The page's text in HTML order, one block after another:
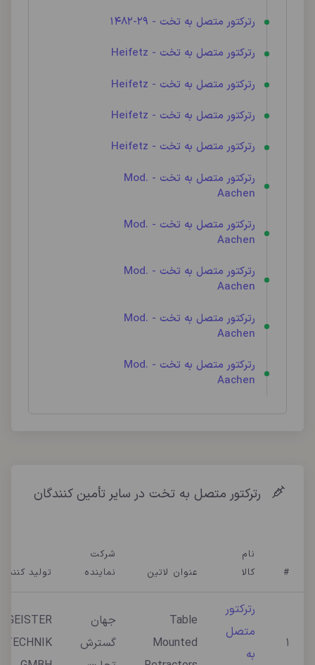
رترکتور متصل به تخت - 29-1482
رترکتور متصل به تخت - Heifetz
رترکتور متصل به تخت - Heifetz
رترکتور متصل به تخت - Heifetz
رترکتور متصل به تخت - Heifetz
رترکتور متصل به تخت - Mod.
Aachen
رترکتور متصل به تخت - Mod.
Aachen
رترکتور متصل به تخت - Mod.
Aachen
رترکتور متصل به تخت - Mod.
Aachen
رترکتور متصل به تخت - Mod.
Aachen
رترکتور متصل به تخت در سایر تأمین کنندگان
#
نام
کالا
عنوان لاتین
شرکت
نماینده
تولید کننده
1
رترکتور
متصل
به
Table
Mounted
جهان
گسترش
GEISTER